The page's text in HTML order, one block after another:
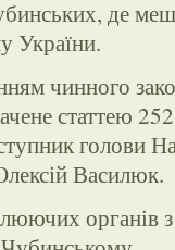
де
України.
чинного
статтею
голови
Василюк.
органів